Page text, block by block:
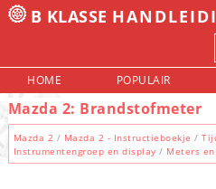
B KLASSE
HOME POPULAIR
Mazda 2: Brandstofmeter
Mazda 2 / Mazda 2 - Instructieboekje /
Instrumentengroep en display / Meters